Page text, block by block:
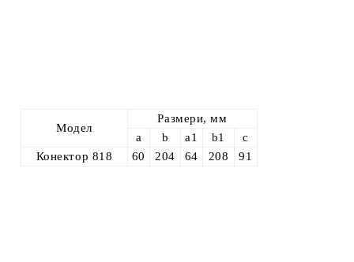
Модел
Размери, мм
а
b a1 b1
c
Конектор 818
60 204 64 208 91